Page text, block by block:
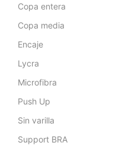
Copa entera
Copa media
Encaje
Lycra
Microfibra
Push Up
Sin varilla
Support BRA